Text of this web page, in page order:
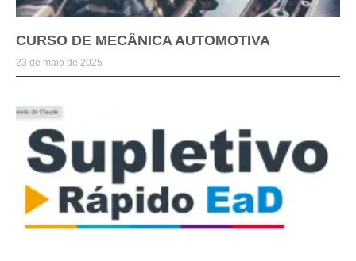
CURSO DE MECÂNICA AUTOMOTIVA
23 de maio de 2025